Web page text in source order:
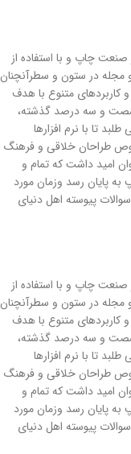
صنعت چاپ و با استفاده از
مجله در ستون و سطرآنچنان
کاربردهای متنوع با هدف
شصت و سه درصد گذشته،
تا با نرم افزارها
طراحان خلاقی و فرهنگ
امید داشت که تمام و
پایان رسد وزمان مورد
پیوسته اهل دنیای
صنعت چاپ و با استفاده از
مجله در ستون و سطرآنچنان
کاربردهای متنوع با هدف
شصت و سه درصد گذشته،
تا با نرم افزارها
طراحان خلاقی و فرهنگ
امید داشت که تمام و
پایان رسد وزمان مورد
پیوسته اهل دنیای